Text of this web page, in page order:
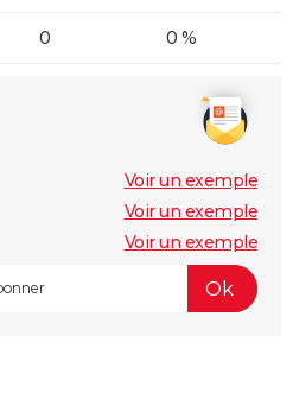
0 0 %
Voir un exemple
Voir un exemple
Voir un exemple